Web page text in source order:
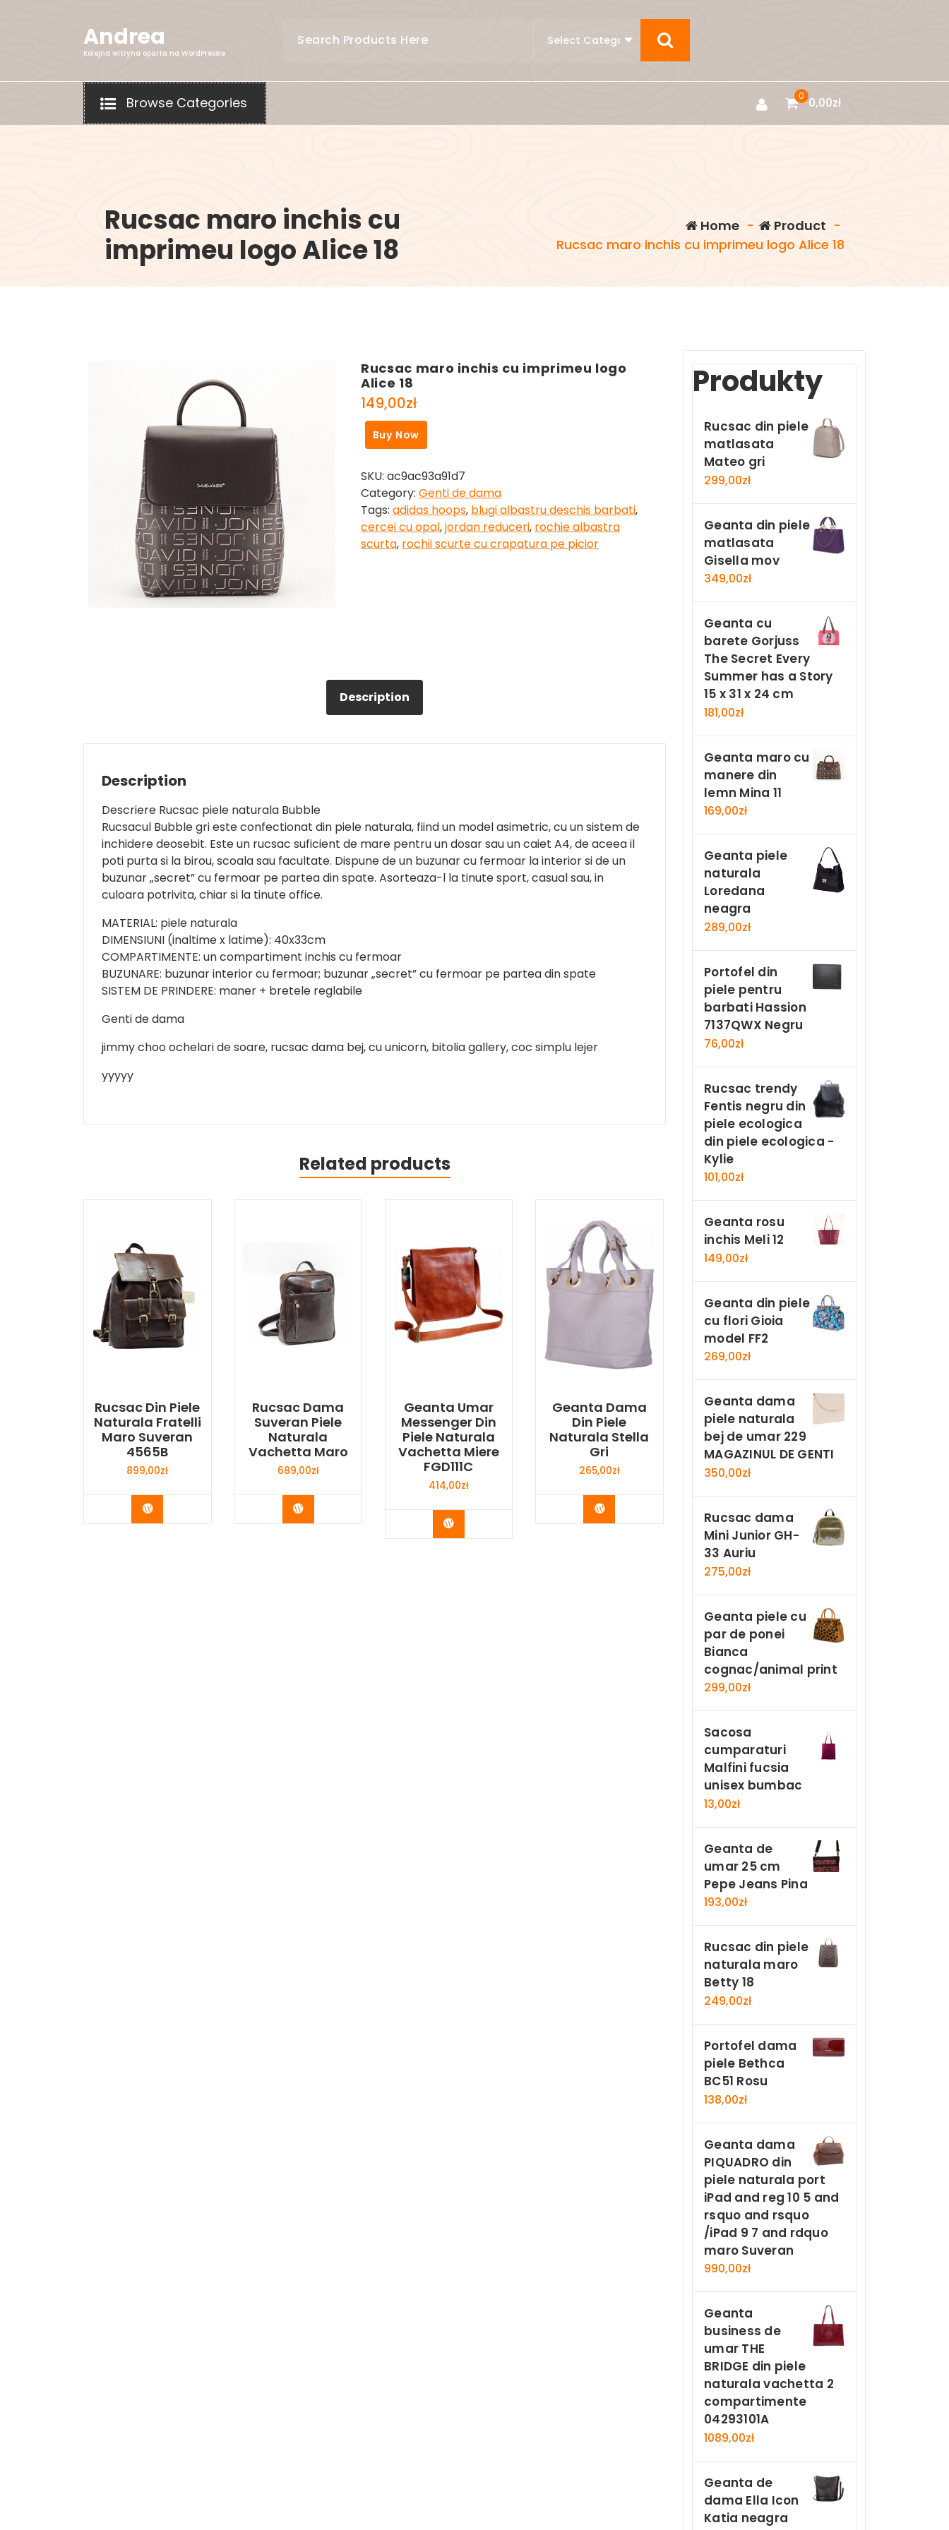
Andrea
Kolejna witryna oparta na WordPressie
Browse Categories 0 0,00zł
Rucsac maro inchis cu
imprimeu logo Alice 18
Home - Product -
Rucsac maro inchis cu imprimeu logo Alice 18
Rucsac maro inchis cu imprimeu logo
Alice 18
149,00zł
Buy Now
SKU: ac9ac93a91d7
Category: Genti de dama
Tags: adidas hoops, blugi albastru deschis barbati,
cercei cu opal,jordan reduceri, rochie albastra
scurta, rochii scurte cu crapatura pe picior
Description
Description
Descriere Rucsac piele naturala Bubble
Rucsacul Bubble gri este confectionat din piele naturala, fiind un model asimetric, cu un sistem de
inchidere deosebit. Este un rucsac suficient de mare pentru un dosar sau un caiet A4, de aceea il
poti purta si la birou, scoala sau facultate. Dispune de un buzunar cu fermoar la interior si de un
buzunar „secret” cu fermoar pe partea din spate. Asorteaza-l la tinute sport, casual sau, in
culoara potrivita, chiar si la tinute office.
MATERIAL: piele naturala
DIMENSIUNI (inaltime x latime): 40x33cm
COMPARTIMENTE: un compartiment inchis cu fermoar
BUZUNARE: buzunar interior cu fermoar; buzunar „secret” cu fermoar pe partea din spate
SISTEM DE PRINDERE: maner + bretele reglabile
Genti de dama
jimmy choo ochelari de soare, rucsac dama bej, cu unicorn, bitolia gallery, coc simplu lejer
yyyyy
Related products
Rucsac Din Piele
Naturala Fratelli
Maro Suveran
4565B
899,00zł
Buy Now
Rucsac Dama
Suveran Piele
Naturala
Vachetta Maro
689,00zł
Buy Now
Geanta Umar
Messenger Din
Piele Naturala
Vachetta Miere
FGD111C
414,00zł
Buy Now
Geanta Dama
Din Piele
Naturala Stella
Gri
265,00zł
Buy Now
Produkty
Rucsac din piele
matlasata
Mateo gri
299,00zł
Geanta din piele
matlasata
Gisella mov
349,00zł
Geanta cu
barete Gorjuss
The Secret Every
Summer has a Story
15 x 31 x 24 cm
181,00zł
Geanta maro cu
manere din
lemn Mina 11
169,00zł
Geanta piele
naturala
Loredana
neagra
289,00zł
Portofel din
piele pentru
barbati Hassion
7137QWX Negru
76,00zł
Rucsac trendy
Fentis negru din
piele ecologica
din piele ecologica -
Kylie
101,00zł
Geanta rosu
inchis Meli 12
149,00zł
Geanta din piele
cu flori Gioia
model FF2
269,00zł
Geanta dama
piele naturala
bej de umar 229
MAGAZINUL DE GENTI
350,00zł
Rucsac dama
Mini Junior GH-
33 Auriu
275,00zł
Geanta piele cu
par de ponei
Bianca
cognac/animal print
299,00zł
Sacosa
cumparaturi
Malfini fucsia
unisex bumbac
13,00zł
Geanta de
umar 25 cm
Pepe Jeans Pina
193,00zł
Rucsac din piele
naturala maro
Betty 18
249,00zł
Portofel dama
piele Bethca
BC51 Rosu
138,00zł
Geanta dama
PIQUADRO din
piele naturala port
iPad and reg 10 5 and
rsquo and rsquo
/iPad 9 7 and rdquo
maro Suveran
990,00zł
Geanta
business de
umar THE
BRIDGE din piele
naturala vachetta 2
compartimente
04293101A
1089,00zł
Geanta de
dama Ella Icon
Katia neagra